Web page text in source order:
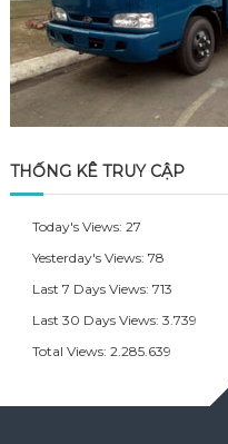
THỐNG KÊ TRUY CẬP
Today's Views: 27
Yesterday's Views: 78
Last 7 Days Views: 713
Last 30 Days Views: 3.739
Total Views: 2.285.639